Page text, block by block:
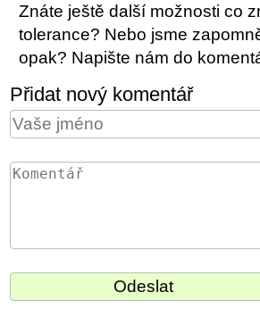
Znáte ještě další možnosti co
tolerance? Nebo jsme
opak? Napište nám do
Přidat nový komentář